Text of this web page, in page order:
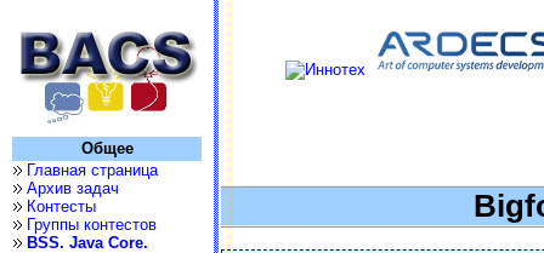
Общее
Главная страница
Архив задач
Контесты
Группы контестов
BSS. Java Core.